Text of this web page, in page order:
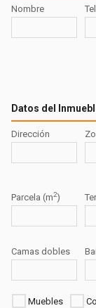
Nombre
Datos del
Dirección
Parcela (m2)
Camas dobles
Muebles